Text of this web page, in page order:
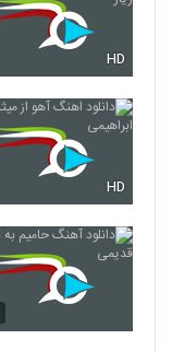
5335
5336
HD
HD